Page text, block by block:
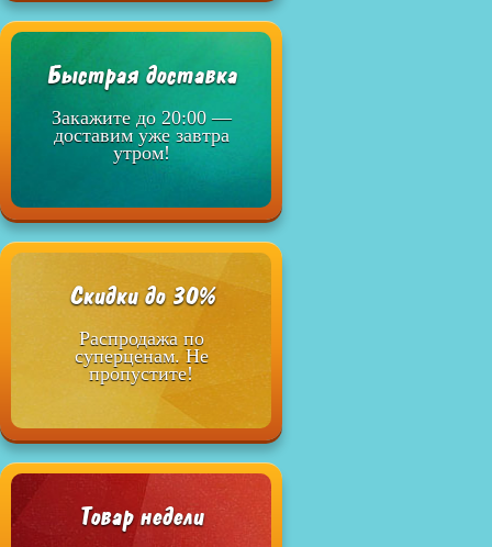
Быстрая доставка
Закажите до 20:00 —
доставим уже завтра
утром!
Скидки до 30%
Распродажа по
суперценам. Не
пропустите!
Товар недели